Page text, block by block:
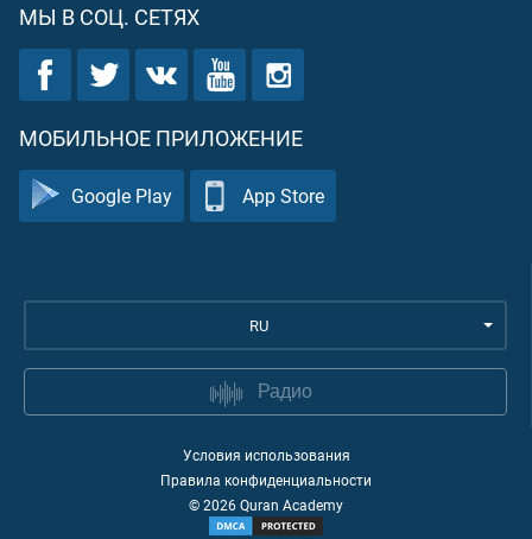
МЫ В СОЦ. СЕТЯХ
МОБИЛЬНОЕ ПРИЛОЖЕНИЕ
Google Play App Store
RU
Радио
Условия использования
Правила конфиденциальности
©2026Quran Academy